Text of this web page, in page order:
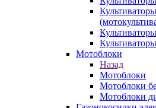
Мотоблоки
Назад
Мотоблоки
Мотоблоки
Мотоблоки